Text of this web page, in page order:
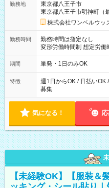
勤務地
東京都八王子市
東京都八王子市明神町（
株式会社ワンベルウッ
勤務時間
勤務時間は指定なし
変形労働時間制 想定労働時間160時間/
～21：00
期間 単発・1日のみOK
特徴
週1日からOK / 日払いOK
募集
気になる！
【未経験OK】【服装＆